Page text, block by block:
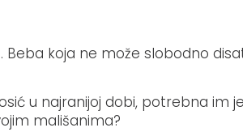
Beba koja ne može slobodno
u najranijoj dobi, potrebna im
mališanima?